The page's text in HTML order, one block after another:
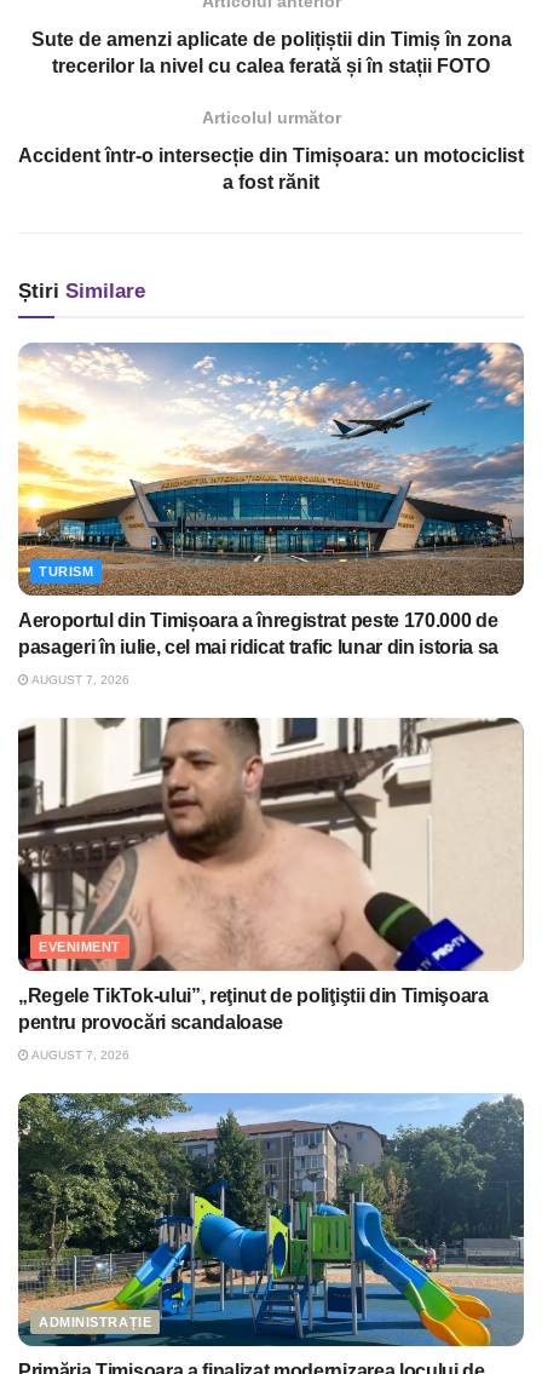
Sute de amenzi aplicate de polițiștii din Timiș în zona
trecerilor la nivel cu calea ferată și în stații FOTO
Articolul următor
Accident într-o intersecție din Timișoara: un motociclist
a fost rănit
Știri Similare
TURISM
Aeroportul din Timișoara a înregistrat peste 170.000 de
pasageri în iulie, cel mai ridicat trafic lunar din istoria sa
AUGUST 7, 2026
EVENIMENT
„Regele TikTok-ului”, reţinut de poliţiştii din Timişoara
pentru provocări scandaloase
AUGUST 7, 2026
ADMINISTRAȚIE